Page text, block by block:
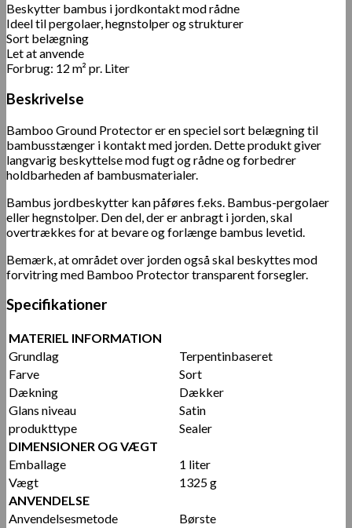
Beskytter bambus i jordkontakt mod rådne
Ideel til pergolaer, hegnstolper og strukturer
Sort belægning
Let at anvende
Forbrug: 12 m² pr. Liter
Beskrivelse
Bamboo Ground Protector er en speciel sort belægning til
bambusstænger i kontakt med jorden. Dette produkt giver
langvarig beskyttelse mod fugt og rådne og forbedrer
holdbarheden af ​​bambusmaterialer.
Bambus jordbeskytter kan påføres f.eks. Bambus-pergolaer
eller hegnstolper. Den del, der er anbragt i jorden, skal
overtrækkes for at bevare og forlænge bambus levetid.
Bemærk, at området over jorden også skal beskyttes mod
forvitring med Bamboo Protector transparent forsegler.
Specifikationer
MATERIEL INFORMATION
Grundlag
Terpentinbaseret
Farve
Sort
Dækning
Dækker
Glans niveau
Satin
produkttype
Sealer
DIMENSIONER OG VÆGT
Emballage
1 liter
Vægt
1325 g
ANVENDELSE
Anvendelsesmetode
Børste